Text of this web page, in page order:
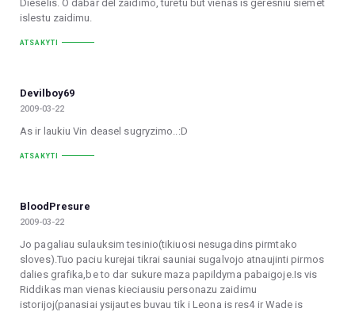
Dieselis. O dabar del zaidimo, turetu but vienas is geresniu siemet
islestu zaidimu.
ATSAKYTI
Devilboy69
2009-03-22
As ir laukiu Vin deasel sugryzimo..:D
ATSAKYTI
BloodPresure
2009-03-22
Jo pagaliau sulauksim tesinio(tikiuosi nesugadins pirmtako
sloves).Tuo paciu kurejai tikrai sauniai sugalvojo atnaujinti pirmos
dalies grafika,be to dar sukure maza papildyma pabaigoje.Is vis
Riddikas man vienas kieciausiu personazu zaidimu
istorijoj(panasiai ysijautes buvau tik i Leona is res4 ir Wade is